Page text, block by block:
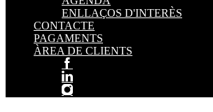
ENLLAÇOS D'INTERÈS
CONTACTE
PAGAMENTS
ÀREA DE CLIENTS